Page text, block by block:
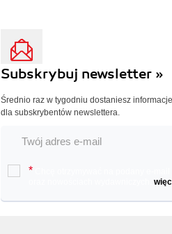
Subskrybuj newsletter »
Średnio raz w tygodniu dostaniesz
dla subskrybentów newslettera.
*